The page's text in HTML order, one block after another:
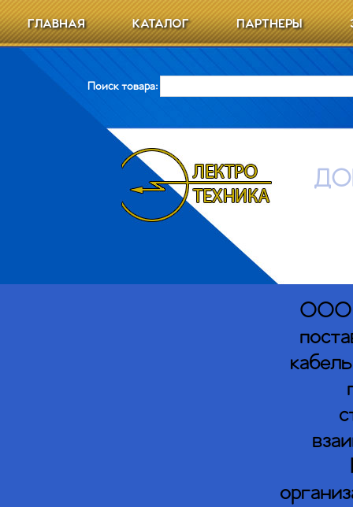
ГЛАВНАЯ КАТАЛОГ ПАРТНЕРЫ
Поиск товара:
ООО